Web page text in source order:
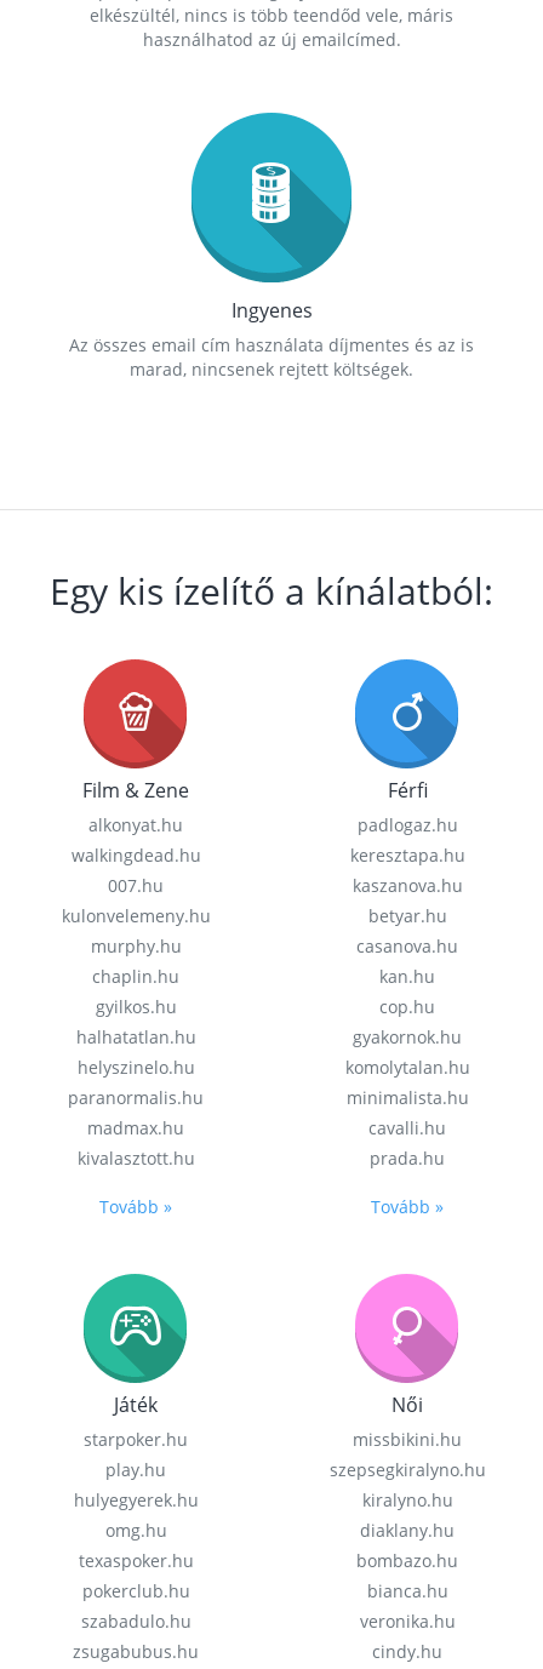
elkészültél, nincs is több teendőd vele, máris
használhatod az új emailcímed.
Ingyenes
Az összes email cím használata díjmentes és az is
marad, nincsenek rejtett költségek.
Egy kis ízelítő a kínálatból:
Film & Zene
alkonyat.hu
walkingdead.hu
007.hu
kulonvelemeny.hu
murphy.hu
chaplin.hu
gyilkos.hu
halhatatlan.hu
helyszinelo.hu
paranormalis.hu
madmax.hu
kivalasztott.hu
Tovább »
Férfi
padlogaz.hu
keresztapa.hu
kaszanova.hu
betyar.hu
casanova.hu
kan.hu
cop.hu
gyakornok.hu
komolytalan.hu
minimalista.hu
cavalli.hu
prada.hu
Tovább »
Játék
starpoker.hu
play.hu
hulyegyerek.hu
omg.hu
texaspoker.hu
pokerclub.hu
szabadulo.hu
zsugabubus.hu
Női
missbikini.hu
szepsegkiralyno.hu
kiralyno.hu
diaklany.hu
bombazo.hu
bianca.hu
veronika.hu
cindy.hu